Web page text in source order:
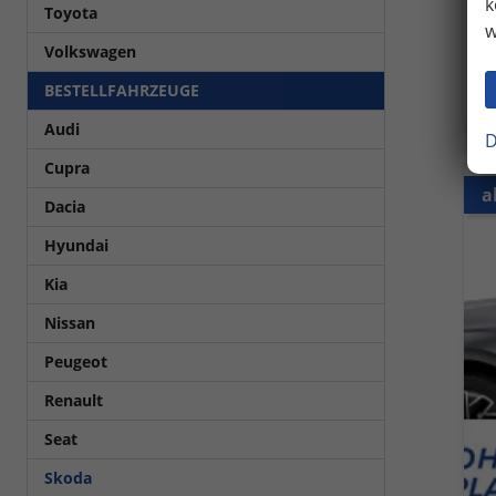
Toyota
Volkswagen
BESTELLFAHRZEUGE
Audi
Cupra
Dacia
Hyundai
Kia
Nissan
Peugeot
Renault
Seat
Skoda